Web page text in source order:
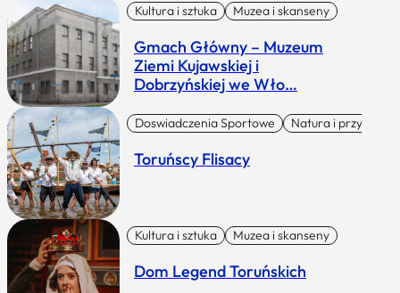
Kultura i sztuka Muzea i skanseny
Gmach Główny – Muzeum
Ziemi Kujawskiej i
Dobrzyńskiej we Wło…
Doswiadczenia Sportowe Natura i przygoda
Toruńscy Flisacy
Kultura i sztuka Muzea i skanseny
Dom Legend Toruńskich